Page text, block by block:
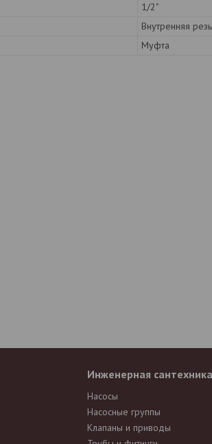
1/2"
Внутренняя
Муфта
Инженерная сантехника
Насосы
Насосные группы
Клапаны и приводы